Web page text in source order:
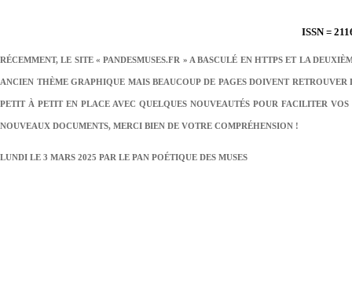
ISSN =
RÉCEMMENT, LE SITE « PANDESMUSES.FR » A BASCULÉ EN HTTPS ET LA
ANCIEN THÈME GRAPHIQUE MAIS BEAUCOUP DE PAGES DOIVENT
PETIT À PETIT EN PLACE AVEC QUELQUES NOUVEAUTÉS POUR FACILITER
NOUVEAUX DOCUMENTS, MERCI BIEN DE VOTRE COMPRÉHENSION !
LUNDI LE 3 MARS 2025 PAR LE PAN POÉTIQUE DES MUSES